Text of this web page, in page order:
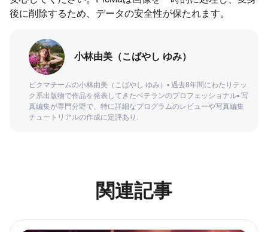
後に削除するため、データの安全性が保たれます。
小林由美（こばやし ゆみ）
ピクマチームの小林由美（こばやし ゆみ）▪ 過去8年間にわたりテッ
ク系出版物で作品を発表してきたベテランのプロフェッショナル▪ 写
真編集が専門分野で、特に詳細なプログラムのレビューや写真編集
チュートリアルの作成に定評あり.
関連記事